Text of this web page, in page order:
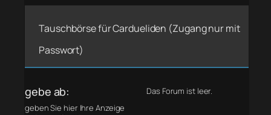
Tauschbörse für Cardueliden (Zugang nur mit
Passwort)
gebe ab:
geben Sie hier Ihre Anzeige
Das Forum ist leer.